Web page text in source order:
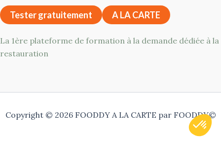
Tester gratuitement A LA CARTE
La 1ère plateforme de formation à la demande dédiée à la
restauration
Copyright © 2026 FOODDY A LA CARTE par FOODDY©